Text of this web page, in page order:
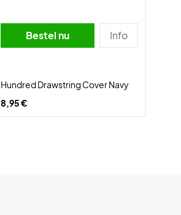
Bestel nu Info
Hundred Drawstring Cover Navy
8,95 €